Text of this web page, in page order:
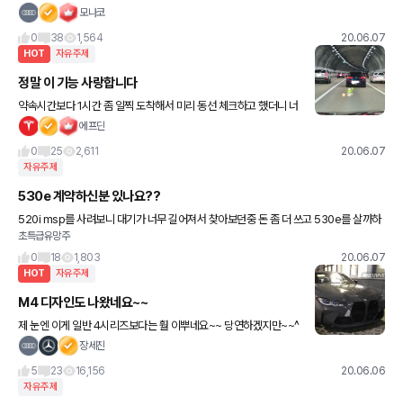
이려나요 ^^
모나코
0
38 1,564 20.06.07
HOT 자유주제
정말 이 기능 사랑합니다
약속시간보다 1시간 좀 일찍 도착해서 미리 동선 체크하고 했더니 너
무 피곤하더군요. 집에 돌아오는 길에 용인서울고속도로가 막혀서 자에프딘
0
25 2,611 20.06.07
자유주제
530e 계약하신분 있나요??
520i msp를 사려보니 대기가 너무 길어져서 찾아보던중 돈 좀 더 쓰고 530e를 살까하
초특급유망주
0
18 1,803 20.06.07
HOT 자유주제
M4 디자인도 나왔네요~~
제 눈엔 이게 일반 4시리즈보다는 훨 이뿌네요~~ 당연하겠지만~~^
^
장세진
5
23 16,156 20.06.06
자유주제